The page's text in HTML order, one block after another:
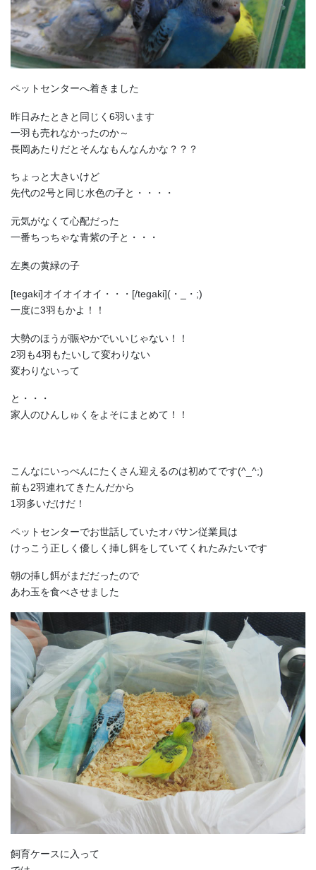
ペットセンターへ着きました
昨日みたときと同じく6羽います
一羽も売れなかったのか～
長岡あたりだとそんなもんなんかな？？？
ちょっと大きいけど
先代の2号と同じ水色の子と・・・・
元気がなくて心配だった
一番ちっちゃな青紫の子と・・・
左奥の黄緑の子
[tegaki]オイオイオイ・・・[/tegaki](・_・;)
一度に3羽もかよ！！
大勢のほうが賑やかでいいじゃない！！
2羽も4羽もたいして変わりない
変わりないって
と・・・
家人のひんしゅくをよそにまとめて！！
こんなにいっぺんにたくさん迎えるのは初めてです(^_^;)
前も2羽連れてきたんだから
1羽多いだけだ！
ペットセンターでお世話していたオバサン従業員は
けっこう正しく優しく挿し餌をしていてくれたみたいです
朝の挿し餌がまだだったので
あわ玉を食べさせました
飼育ケースに入って